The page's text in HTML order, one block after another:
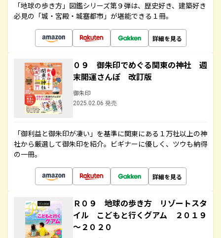
「地球の歩き方」図鑑シリーズ第９弾は、歴史好き、建築好き
必見の「城・宮殿・城塞都市」が堪能できる１冊。
詳細を見る
０９ 御朱印でめぐる関東の神社 週
末開運さんぽ 改訂版
御朱印
2025.02.06 発売
「御利益と御朱印が凄い」を基準に関東にある１万社以上の神
社から厳選して御朱印を紹介。ビギナーに優しく、ツウも納得
の一冊。
詳細を見る
Ｒ０９ 地球の歩き方 リゾートスタ
イル こどもと行くグアム ２０１９
～２０２０